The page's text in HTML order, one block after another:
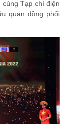
cùng Tạp chí điện
quan đồng phối